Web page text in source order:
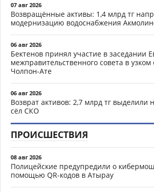
07 авг 2026
Возвращённые активы: 1,4 млрд тг
модернизацию водоснабжения
06 авг 2026
Бектенов принял участие в заседании
межправительственного совета в
Чолпон-Ате
06 авг 2026
Возврат активов: 2,7 млрд тг выделили
сёл СКО
ПРОИСШЕСТВИЯ
08 авг 2026
Полицейские предупредили о
помощью QR-кодов в Атырау